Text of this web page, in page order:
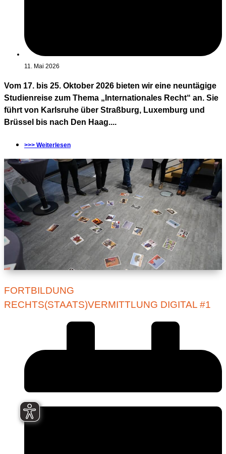
11. Mai 2026
Vom 17. bis 25. Oktober 2026 bieten wir eine neuntägige
Studienreise zum Thema „Internationales Recht“ an. Sie
führt von Karlsruhe über Straßburg, Luxemburg und
Brüssel bis nach Den Haag....
>>> Weiterlesen
FORTBILDUNG
RECHTS(STAATS)VERMITTLUNG DIGITAL #1